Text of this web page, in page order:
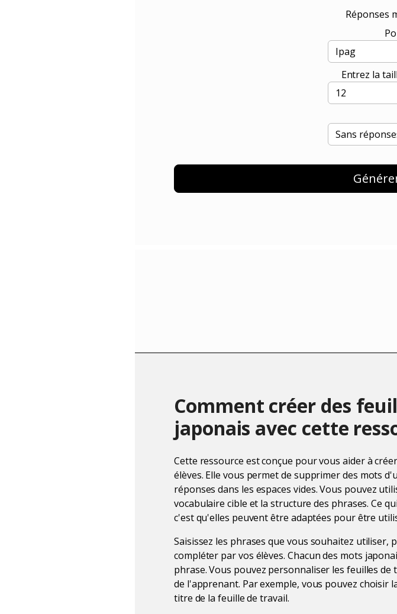
Réponses
Entrez la
Comment créer des
japonais avec cette
Cette ressource est conçue pour vous aider à
élèves. Elle vous permet de supprimer des mots
réponses dans les espaces vides. Vous pouvez
vocabulaire cible et la structure des phrases. Ce
c'est qu'elles peuvent être adaptées pour être
Saisissez les phrases que vous souhaitez utiliser,
compléter par vos élèves. Chacun des mots
phrase. Vous pouvez personnaliser les feuilles
de l'apprenant. Par exemple, vous pouvez choisir
titre de la feuille de travail.